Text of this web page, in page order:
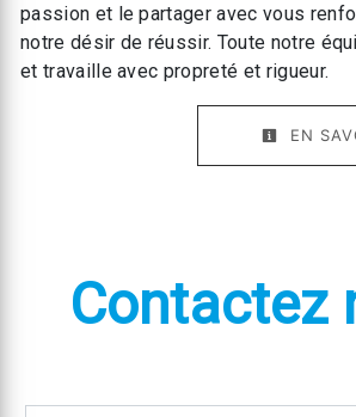
passion et le partager avec vous
notre désir de réussir. Toute notre
et travaille avec propreté et rigueur.
EN
Contactez